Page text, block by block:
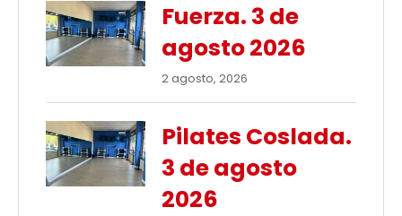
Fuerza. 3 de
agosto 2026
2 agosto, 2026
Pilates Coslada.
3 de agosto
2026